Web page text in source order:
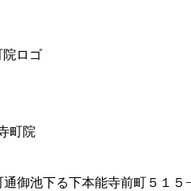
町院
御池下る下本能寺前町５１５